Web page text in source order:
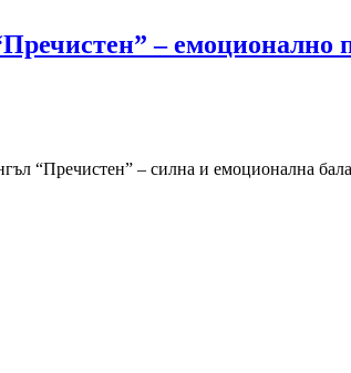
– емоционално
“Пречистен” – силна и емоционална